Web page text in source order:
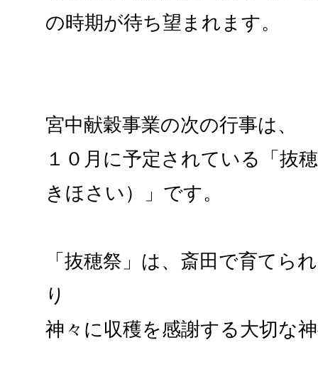
の時期が待ち望まれます。
宮中献穀事業の次の行事は、
１０月に予定されている「抜
きほさい）」です。
「抜穂祭」は、斎田で育てら
り
神々に収穫を感謝する大切な